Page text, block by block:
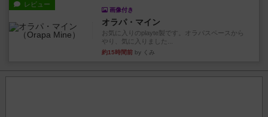
レビュー
画像付き
オラパ・マイン
お気に入りのplayte製です。オラパスペースから
やり、気に入りました...
約15時間前 by くみ